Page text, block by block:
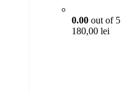
0.00 out of 5
180,00 lei